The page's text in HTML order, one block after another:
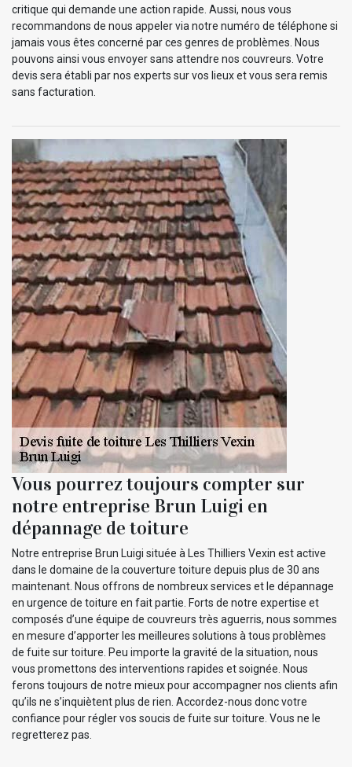
critique qui demande une action rapide. Aussi, nous vous
recommandons de nous appeler via notre numéro de téléphone si
jamais vous êtes concerné par ces genres de problèmes. Nous
pouvons ainsi vous envoyer sans attendre nos couvreurs. Votre
devis sera établi par nos experts sur vos lieux et vous sera remis
sans facturation.
Vous pourrez toujours compter sur
notre entreprise Brun Luigi en
dépannage de toiture
Notre entreprise Brun Luigi située à Les Thilliers Vexin est active
dans le domaine de la couverture toiture depuis plus de 30 ans
maintenant. Nous offrons de nombreux services et le dépannage
en urgence de toiture en fait partie. Forts de notre expertise et
composés d’une équipe de couvreurs très aguerris, nous sommes
en mesure d’apporter les meilleures solutions à tous problèmes
de fuite sur toiture. Peu importe la gravité de la situation, nous
vous promettons des interventions rapides et soignée. Nous
ferons toujours de notre mieux pour accompagner nos clients afin
qu’ils ne s’inquiètent plus de rien. Accordez-nous donc votre
confiance pour régler vos soucis de fuite sur toiture. Vous ne le
regretterez pas.